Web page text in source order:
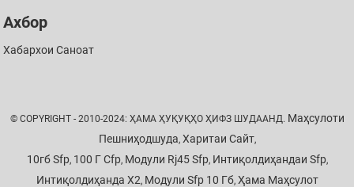
Ахбор
Хабархои Саноат
© COPYRIGHT - 2010-2024: ҲАМА ҲУҚУҚҲО ҲИФЗ ШУДААНД. Маҳсулоти
Пешниҳодшуда, Харитаи Сайт,
10гб Sfp, 100 Г Cfp, Модули Rj45 Sfp, Интиқолдиҳандаи Sfp,
Интиқолдиҳанда X2, Модули Sfp 10 Гб, Ҳама Маҳсулот